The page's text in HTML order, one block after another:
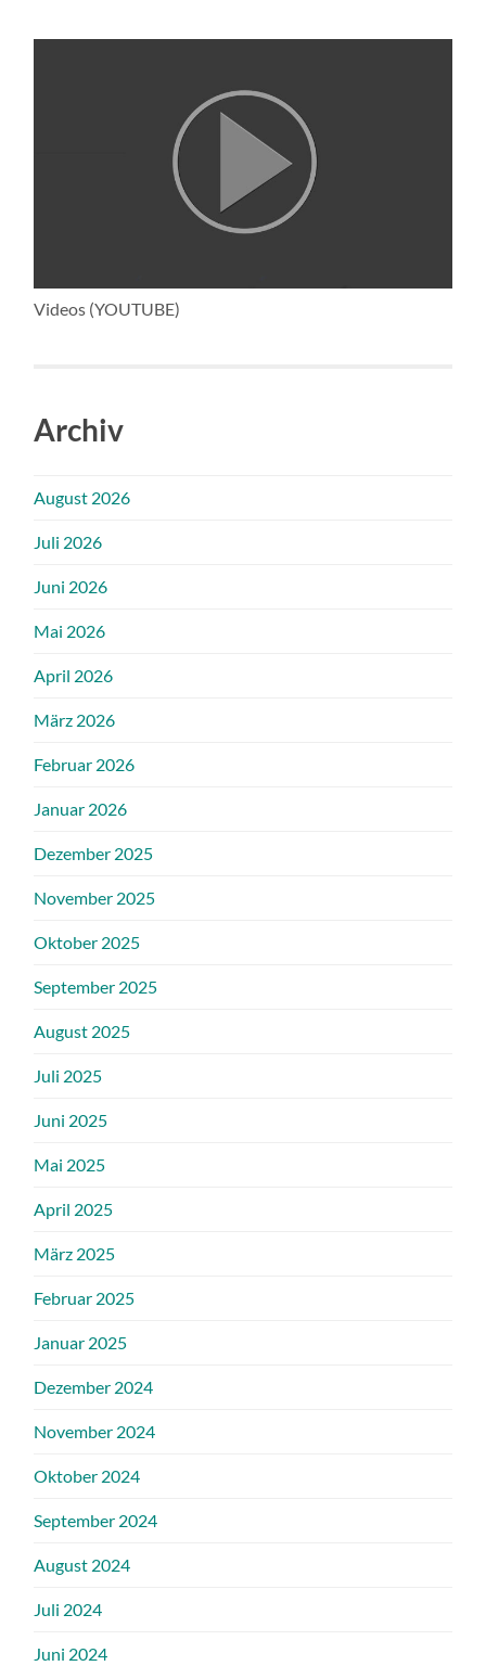
Videos (YOUTUBE)
Archiv
August 2026
Juli 2026
Juni 2026
Mai 2026
April 2026
März 2026
Februar 2026
Januar 2026
Dezember 2025
November 2025
Oktober 2025
September 2025
August 2025
Juli 2025
Juni 2025
Mai 2025
April 2025
März 2025
Februar 2025
Januar 2025
Dezember 2024
November 2024
Oktober 2024
September 2024
August 2024
Juli 2024
Juni 2024